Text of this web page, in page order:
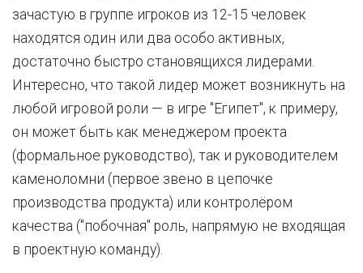
зачастую в группе игроков из 12-15 человек
находятся один или два особо активных,
достаточно быстро становящихся лидерами.
Интересно, что такой лидер может возникнуть на
любой игровой роли — в игре "Египет", к примеру,
он может быть как менеджером проекта
(формальное руководство), так и руководителем
каменоломни (первое звено в цепочке
производства продукта) или контролёром
качества ("побочная" роль, напрямую не входящая
в проектную команду).